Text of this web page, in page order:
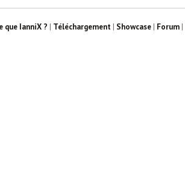
que IanniX ? | Téléchargement | Showcase | Forum |